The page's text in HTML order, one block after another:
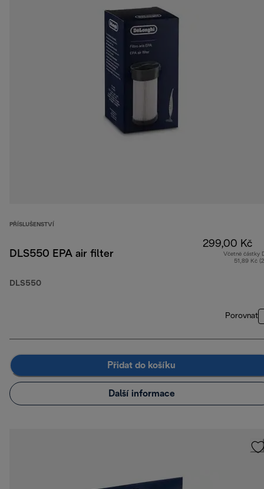
PŘÍSLUŠENSTVÍ
DLS550 EPA air filter
DLS550
299,00 Kč
Včetně částky
51,89 Kč
Porovnat
Přidat do košíku
Další informace